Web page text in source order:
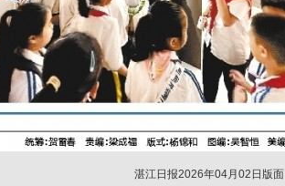
湛江日报2026年04月02日版面